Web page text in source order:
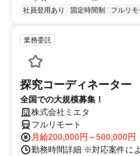
社員登用あり 固定時間制 フルリモ
業務委託
探究コーディネーター
全国での大規模募集！
株式会社ミエタ
フルリモート
月給200,000円～500,000円
勤務時間詳細 ※対応案件に